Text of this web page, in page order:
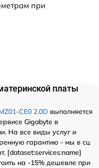
при
платы
CE0 2.0D выполняется
Gigabyte в
На все виды услуг и
гарантию - мы в сц
[dataset:services:name]
на -15% дешевле при